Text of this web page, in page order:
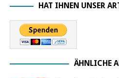
HAT IHNEN UNSER
ÄHNLICHE